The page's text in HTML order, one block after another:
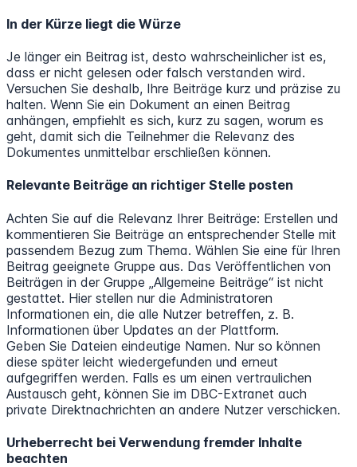
In der Kürze liegt die Würze
Je länger ein Beitrag ist, desto wahrscheinlicher ist es,
dass er nicht gelesen oder falsch verstanden wird.
Versuchen Sie deshalb, Ihre Beiträge kurz und präzise zu
halten. Wenn Sie ein Dokument an einen Beitrag
anhängen, empfiehlt es sich, kurz zu sagen, worum es
geht, damit sich die Teilnehmer die Relevanz des
Dokumentes unmittelbar erschließen können.
Relevante Beiträge an richtiger Stelle posten
Achten Sie auf die Relevanz Ihrer Beiträge: Erstellen und
kommentieren Sie Beiträge an entsprechender Stelle mit
passendem Bezug zum Thema. Wählen Sie eine für Ihren
Beitrag geeignete Gruppe aus. Das Veröffentlichen von
Beiträgen in der Gruppe „Allgemeine Beiträge“ ist nicht
gestattet. Hier stellen nur die Administratoren
Informationen ein, die alle Nutzer betreffen, z. B.
Informationen über Updates an der Plattform.
Geben Sie Dateien eindeutige Namen. Nur so können
diese später leicht wiedergefunden und erneut
aufgegriffen werden. Falls es um einen vertraulichen
Austausch geht, können Sie im DBC-Extranet auch
private Direktnachrichten an andere Nutzer verschicken.
Urheberrecht bei Verwendung fremder Inhalte
beachten